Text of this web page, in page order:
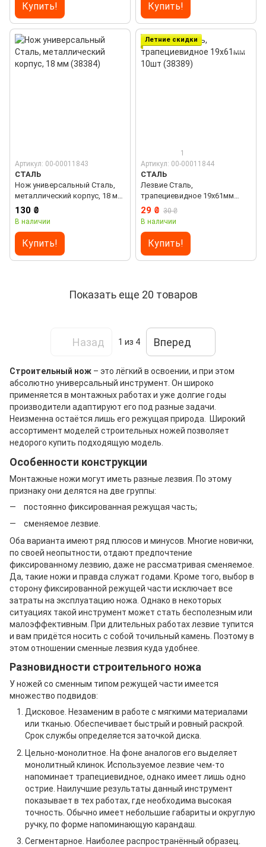
Купить! Купить!
Артикул: 00-00011843
СТАЛЬ
Нож универсальный Сталь,
металлический корпус, 18 мм
(38384)
130 ₴
В наличии
Купить!
Летние скидки
1
Артикул: 00-00011844
СТАЛЬ
Лезвие Сталь,
трапециевидное 19х61мм
10шт (38389)
29 ₴ 30 ₴
В наличии
Купить!
Показать еще 20 товаров
Назад 1 из 4 Вперед
Строительный нож – это лёгкий в освоении, и при этом
абсолютно универсальный инструмент. Он широко
применяется в монтажных работах и уже долгие годы
производители адаптируют его под разные задачи.
Неизменна остаётся лишь его режущая природа. Широкий
ассортимент моделей строительных ножей позволяет
недорого купить подходящую модель.
Особенности конструкции
Монтажные ножи могут иметь разные лезвия. По этому
признаку они делятся на две группы:
постоянно фиксированная режущая часть;
сменяемое лезвие.
Оба варианта имеют ряд плюсов и минусов. Многие новички,
по своей неопытности, отдают предпочтение
фиксированному лезвию, даже не рассматривая сменяемое.
Да, такие ножи и правда служат годами. Кроме того, выбор в
сторону фиксированной режущей части исключает все
затраты на эксплуатацию ножа. Однако в некоторых
ситуациях такой инструмент может стать бесполезным или
малоэффективным. При длительных работах лезвие тупится
и вам придётся носить с собой точильный камень. Поэтому в
этом отношении сменные лезвия куда удобнее.
Разновидности строительного ножа
У ножей со сменным типом режущей части имеется
множество подвидов:
Дисковое. Незаменим в работе с мягкими материалами
или тканью. Обеспечивает быстрый и ровный раскрой.
Срок службы определяется заточкой диска.
Цельно-монолитное. На фоне аналогов его выделяет
монолитный клинок. Используемое лезвие чем-то
напоминает трапециевидное, однако имеет лишь одно
острие. Наилучшие результаты данный инструмент
показывает в тех работах, где необходима высокая
точность. Обычно имеет небольшие габариты и округлую
ручку, по форме напоминающую карандаш.
Сегментарное. Наиболее распространённый образец.